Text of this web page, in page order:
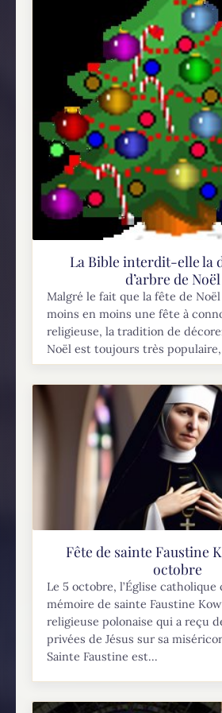
La Bible interdit-elle la
d’arbre de
Malgré le fait que la fête de
moins en moins une fête à
religieuse, la tradition de
Noël est toujours très
Fête de sainte Faustine
octobre
Le 5 octobre, l’Église catholique
mémoire de sainte Faustine
religieuse polonaise qui a reçu
privées de Jésus sur sa
Sainte Faustine est...